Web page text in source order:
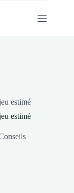
estimé
estimé